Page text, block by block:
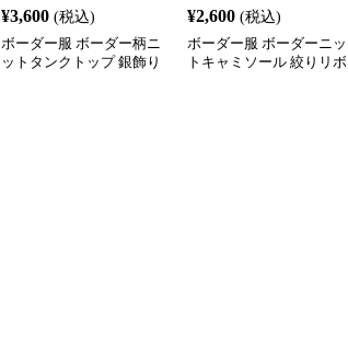
¥3,600 (税込)
ボーダー服 ボーダー柄ニ
ットタンクトップ 銀飾り
¥2,600 (税込)
ボーダー服 ボーダーニッ
トキャミソール 絞りリボ